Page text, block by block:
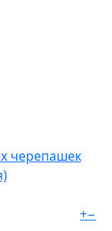
черепашек
+−